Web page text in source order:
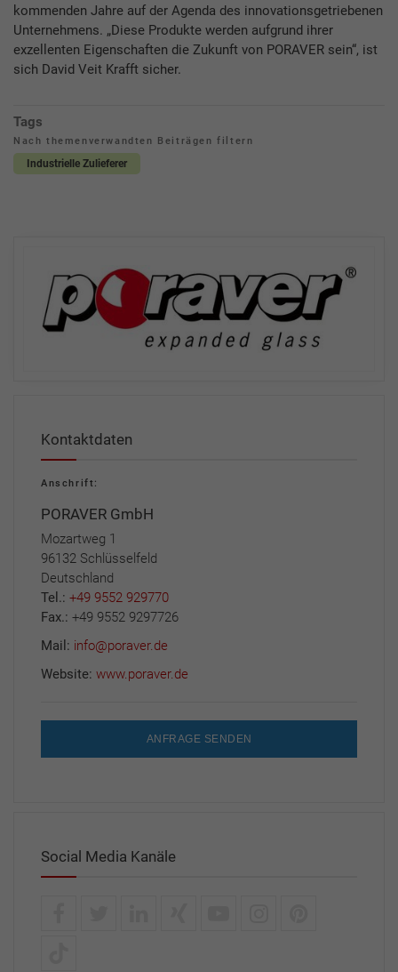
kommenden Jahre auf der Agenda des innovationsgetriebenen
Unternehmens. „Diese Produkte werden aufgrund ihrer
exzellenten Eigenschaften die Zukunft von PORAVER sein“, ist
sich David Veit Krafft sicher.
Tags
Nach themenverwandten Beiträgen filtern
Industrielle Zulieferer
Kontaktdaten
Anschrift:
PORAVER GmbH
Mozartweg 1
96132 Schlüsselfeld
Deutschland
Tel.: +49 9552 929770
Fax.: +49 9552 9297726
Mail: info@poraver.de
Website: www.poraver.de
ANFRAGE SENDEN
Social Media Kanäle